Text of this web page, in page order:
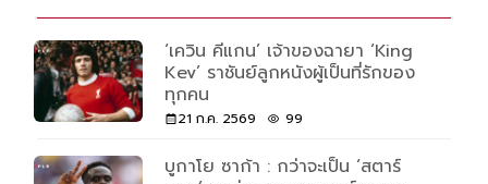
‘เควิน คีแกน’ เจ้าของฉายา ‘King
Kev’ ราชันย์ลูกหนังผู้เป็นที่รักของ
ทุกคน
21 ก.ค. 2569 99
บูกาโย ซาก้า : กว่าจะเป็น ‘สตาร์